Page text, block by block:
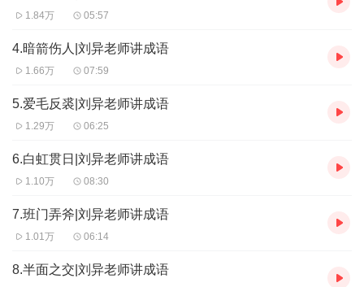
1.84万 05:57
4.暗箭伤人|刘异老师讲成语
1.66万 07:59
5.爱毛反裘|刘异老师讲成语
1.29万 06:25
6.白虹贯日|刘异老师讲成语
1.10万 08:30
7.班门弄斧|刘异老师讲成语
1.01万 06:14
8.半面之交|刘异老师讲成语